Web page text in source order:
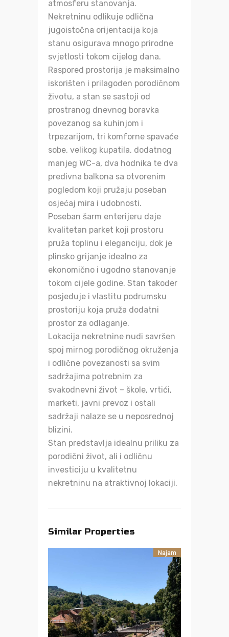
atmosferu stanovanja.
Nekretninu odlikuje odlična
jugoistočna orijentacija koja
stanu osigurava mnogo prirodne
svjetlosti tokom cijelog dana.
Raspored prostorija je maksimalno
iskorišten i prilagođen porodičnom
životu, a stan se sastoji od
prostranog dnevnog boravka
povezanog sa kuhinjom i
trpezarijom, tri komforne spavaće
sobe, velikog kupatila, dodatnog
manjeg WC-a, dva hodnika te dva
predivna balkona sa otvorenim
pogledom koji pružaju poseban
osjećaj mira i udobnosti.
Poseban šarm enterijeru daje
kvalitetan parket koji prostoru
pruža toplinu i eleganciju, dok je
plinsko grijanje idealno za
ekonomično i ugodno stanovanje
tokom cijele godine. Stan također
posjeduje i vlastitu podrumsku
prostoriju koja pruža dodatni
prostor za odlaganje.
Lokacija nekretnine nudi savršen
spoj mirnog porodičnog okruženja
i odlične povezanosti sa svim
sadržajima potrebnim za
svakodnevni život – škole, vrtići,
marketi, javni prevoz i ostali
sadržaji nalaze se u neposrednoj
blizini.
Stan predstavlja idealnu priliku za
porodični život, ali i odličnu
investiciju u kvalitetnu
nekretninu na atraktivnoj lokaciji.
Similar Properties
Najam